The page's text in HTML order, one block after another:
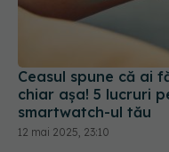
Ceasul spune că ai
chiar așa! 5 lucruri
smartwatch-ul tău
12 mai 2025, 23:10